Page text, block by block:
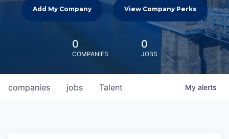
Add My Company View Company Perks
0
COMPANIES
0
JOBS
jobs
companies Talent My alerts